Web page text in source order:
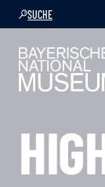
SUCHE